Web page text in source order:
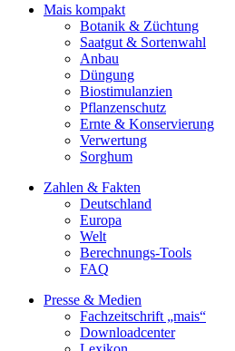
Mais kompakt
Botanik & Züchtung
Saatgut & Sortenwahl
Anbau
Düngung
Biostimulanzien
Pflanzenschutz
Ernte & Konservierung
Verwertung
Sorghum
Zahlen & Fakten
Deutschland
Europa
Welt
Berechnungs-Tools
FAQ
Presse & Medien
Fachzeitschrift „mais“
Downloadcenter